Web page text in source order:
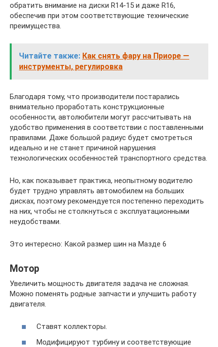
обратить внимание на диски R14-15 и даже R16,
обеспечив при этом соответствующие технические
преимущества.
Читайте также: Как снять фару на Приоре —
инструменты, регулировка
Благодаря тому, что производители постарались
внимательно проработать конструкционные
особенности, автолюбители могут рассчитывать на
удобство применения в соответствии с поставленными
правилами. Даже большой радиус будет смотреться
идеально и не станет причиной нарушения
технологических особенностей транспортного средства.
Но, как показывает практика, неопытному водителю
будет трудно управлять автомобилем на больших
дисках, поэтому рекомендуется постепенно переходить
на них, чтобы не столкнуться с эксплуатационными
неудобствами.
Это интересно: Какой размер шин на Мазде 6
Мотор
Увеличить мощность двигателя задача не сложная.
Можно поменять родные запчасти и улучшить работу
двигателя.
Ставят коллекторы.
Модифицируют турбину и соответствующие